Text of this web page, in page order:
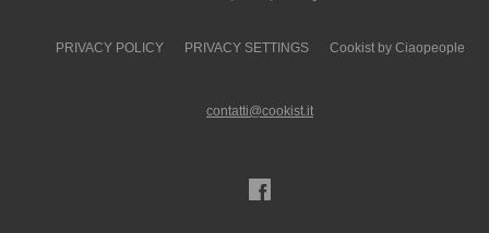
PRIVACY POLICY PRIVACY SETTINGS Cookist by Ciaopeople
contatti@cookist.it